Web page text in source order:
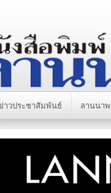
าวประชาสัมพันธ์ ลานนา